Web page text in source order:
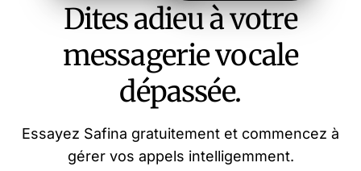
Dites adieu à votre
messagerie vocale
dépassée.
Essayez Safina gratuitement et commencez à
gérer vos appels intelligemment.